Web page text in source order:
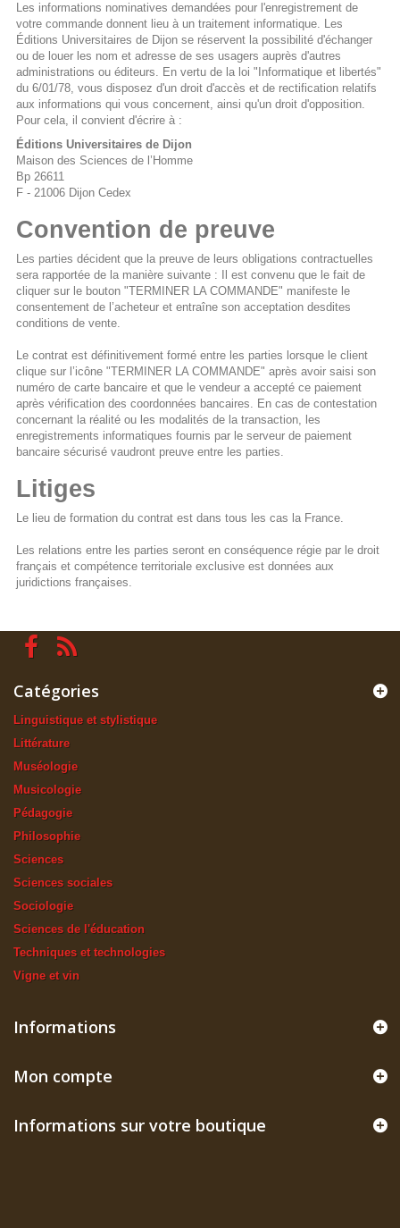
Les informations nominatives demandées pour l'enregistrement de
votre commande donnent lieu à un traitement informatique. Les
Éditions Universitaires de Dijon se réservent la possibilité d'échanger
ou de louer les nom et adresse de ses usagers auprès d'autres
administrations ou éditeurs. En vertu de la loi "Informatique et libertés"
du 6/01/78, vous disposez d'un droit d'accès et de rectification relatifs
aux informations qui vous concernent, ainsi qu'un droit d'opposition.
Pour cela, il convient d'écrire à :
Éditions Universitaires de Dijon
Maison des Sciences de l’Homme
Bp 26611
F - 21006 Dijon Cedex
Convention de preuve
Les parties décident que la preuve de leurs obligations contractuelles
sera rapportée de la manière suivante : Il est convenu que le fait de
cliquer sur le bouton "TERMINER LA COMMANDE" manifeste le
consentement de l’acheteur et entraîne son acceptation desdites
conditions de vente.
Le contrat est définitivement formé entre les parties lorsque le client
clique sur l’icône "TERMINER LA COMMANDE" après avoir saisi son
numéro de carte bancaire et que le vendeur a accepté ce paiement
après vérification des coordonnées bancaires. En cas de contestation
concernant la réalité ou les modalités de la transaction, les
enregistrements informatiques fournis par le serveur de paiement
bancaire sécurisé vaudront preuve entre les parties.
Litiges
Le lieu de formation du contrat est dans tous les cas la France.
Les relations entre les parties seront en conséquence régie par le droit
français et compétence territoriale exclusive est données aux
juridictions françaises.
Catégories
Linguistique et stylistique
Littérature
Muséologie
Musicologie
Pédagogie
Philosophie
Sciences
Sciences sociales
Sociologie
Sciences de l'éducation
Techniques et technologies
Vigne et vin
Informations
Mon compte
Informations sur votre boutique